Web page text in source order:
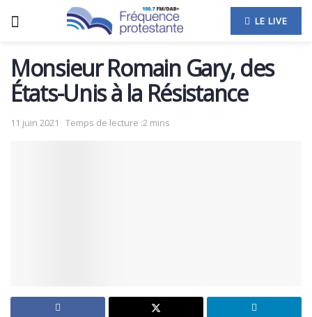
LE LIVE
Monsieur Romain Gary, des
États-Unis à la Résistance
11 juin 2021 Temps de lecture :2 mins